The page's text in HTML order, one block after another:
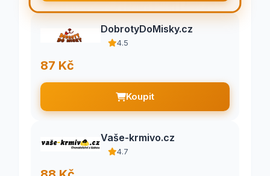
DobrotyDoMisky.cz
4.5
87 Kč
Koupit
Vaše-krmivo.cz
4.7